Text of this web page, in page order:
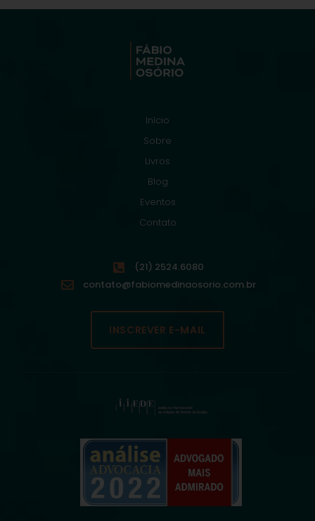
Início
Sobre
Livros
Blog
Eventos
Contato
(21) 2524.6080
contato@fabiomedinaosorio.com.br
INSCREVER E-MAIL